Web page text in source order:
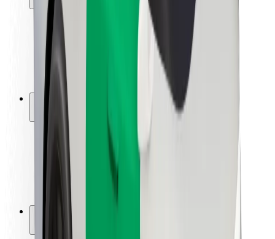
Sərnişin təhlükəsizliyi
Sürücü təhlükəsizliyi
Skuter təhlükəsizliyi
Təhlükəsizlik Laboratoriyası
Məkanlar
Şəhər mühiti üçün həllər
Hava limanları
Bolt enerji doldurma stansiyaları